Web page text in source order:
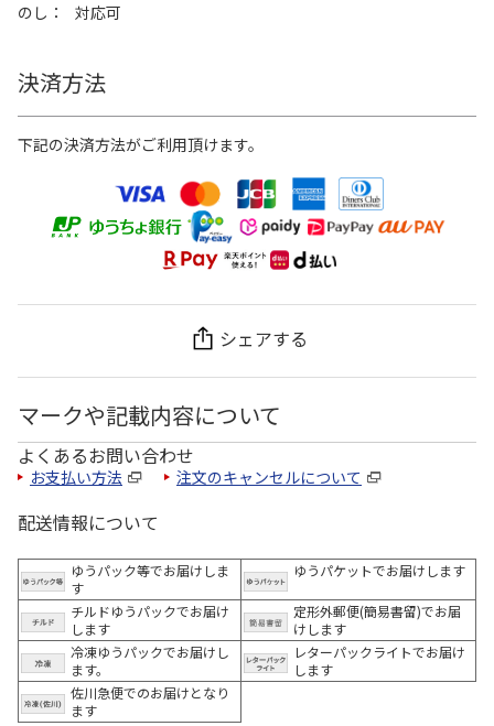
のし
対応可
決済方法
下記の決済方法がご利用頂けます。
シェアする
マークや記載内容について
よくあるお問い合わせ
お支払い方法 注文のキャンセルについて
配送情報について
ゆうパック等でお届けしま
す
ゆうパケットでお届けします
チルドゆうパックでお届け
します
定形外郵便(簡易書留)でお届
けします
冷凍ゆうパックでお届けし
ます。
レターパックライトでお届け
します
佐川急便でのお届けとなり
ます